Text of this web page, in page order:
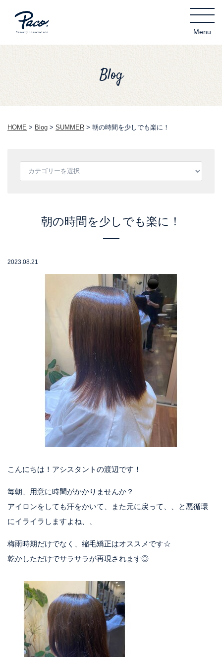
Blog
HOME > Blog > SUMMER > 朝の時間を少しでも楽に！
朝の時間を少しでも楽に！
2023.08.21
こんにちは！アシスタントの渡辺です！
毎朝、用意に時間がかかりませんか？
アイロンをしても汗をかいて、また元に戻って、、と悪循環
にイライラしますよね、、
梅雨時期だけでなく、縮毛矯正はオススメです☆
乾かしただけでサラサラが再現されます◎